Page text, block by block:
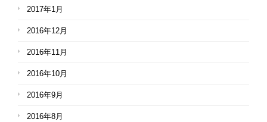
2017年1月
2016年12月
2016年11月
2016年10月
2016年9月
2016年8月